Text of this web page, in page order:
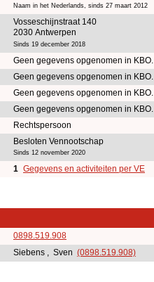
Naam in het Nederlands, sinds 27 maart 2012
Vosseschijnstraat 140
2030 Antwerpen
Sinds 19 december 2018
Geen gegevens opgenomen in KBO.
Geen gegevens opgenomen in KBO.
Geen gegevens opgenomen in KBO.
Geen gegevens opgenomen in KBO.
Rechtspersoon
Besloten Vennootschap
Sinds 12 november 2020
1 Gegevens en activiteiten per VE
0898.519.908
Siebens , Sven (0898.519.908)